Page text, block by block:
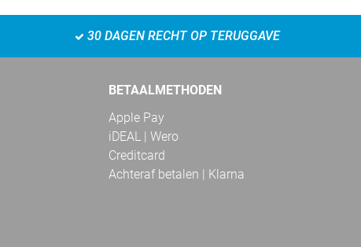
30 DAGEN RECHT OP TERUGGAVE
BETAALMETHODEN
Apple Pay
iDEAL | Wero
Creditcard
Achteraf betalen | Klarna